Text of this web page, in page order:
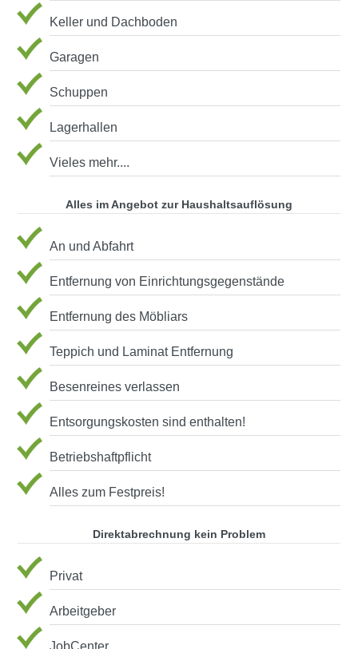
Keller und Dachboden
Garagen
Schuppen
Lagerhallen
Vieles mehr....
Alles im Angebot zur Haushaltsauflösung
An und Abfahrt
Entfernung von Einrichtungsgegenstände
Entfernung des Möbliars
Teppich und Laminat Entfernung
Besenreines verlassen
Entsorgungskosten sind enthalten!
Betriebshaftpflicht
Alles zum Festpreis!
Direktabrechnung kein Problem
Privat
Arbeitgeber